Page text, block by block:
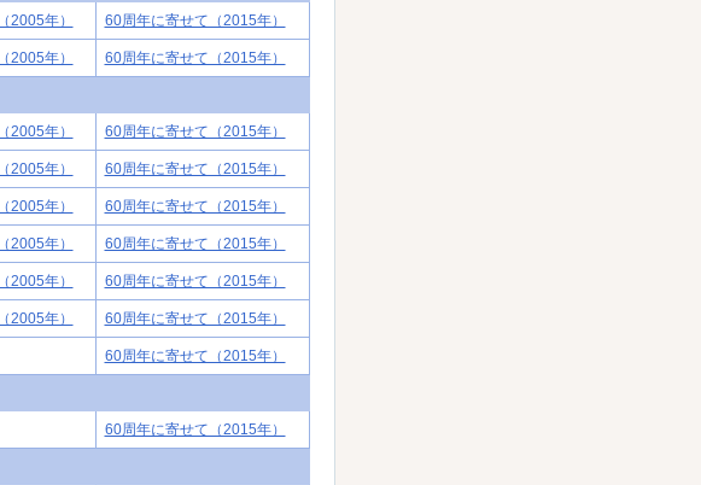
2005年） 60周年に寄せて（2015年）
2005年） 60周年に寄せて（2015年）
2005年） 60周年に寄せて（2015年）
2005年） 60周年に寄せて（2015年）
2005年） 60周年に寄せて（2015年）
2005年） 60周年に寄せて（2015年）
2005年） 60周年に寄せて（2015年）
2005年） 60周年に寄せて（2015年）
60周年に寄せて（2015年）
60周年に寄せて（2015年）